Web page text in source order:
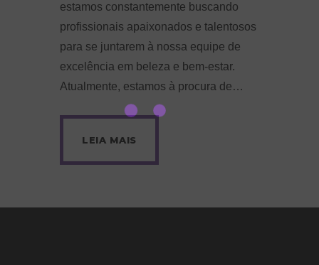
estamos constantemente buscando
profissionais apaixonados e talentosos
para se juntarem à nossa equipe de
excelência em beleza e bem-estar.
Atualmente, estamos à procura de…
LEIA MAIS